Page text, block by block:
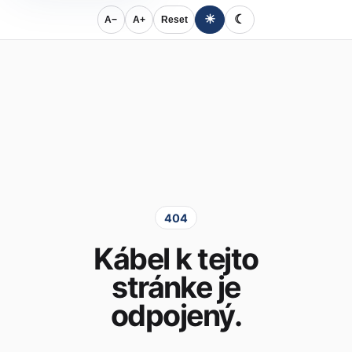
A− A+ Reset ☀ ☾
404
Kábel k tejto
stránke je
odpojený.